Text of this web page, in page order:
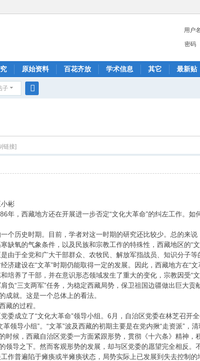
用户名
密码
原始资料 百花齐放 学术信息 其它 最新贴
子
链接]
彬
，西藏地方还在开展进一步否定“文化大革命”的纠左工作。如
历史时期。目前，学者对这一时期的研究还比较少。总的来说
缺氧的气象条件，以及民族和宗教工作的特殊性，西藏地区的“
由于全党和广大干部群众、农牧民、解放军指战员、知识分子
济建设在“文革”时期仍能取得一定的发展。因此，西藏地方在“
培养了干部，并在意识形态领域发生了重大的变化，宗教因受“
负“三支两军”任务，为稳定西藏局势，保卫祖国边疆做出巨大贡
成就。这是一个总体上的看法。
的过程。
成立了“文化大革命”领导小组。6月，自治区党委在林芝召开
领导小组”。“文革”波及西藏的初期主要是在党内揪“走资派”，
时候，西藏自治区党委一方面紧跟形势，贯彻《十六条》精神，
领导之下。然而客观形势的发展，却与区党委的愿望完全相反
作普遍陷于瘫痪或半瘫痪状态，局势实际上已发展到失去控制的